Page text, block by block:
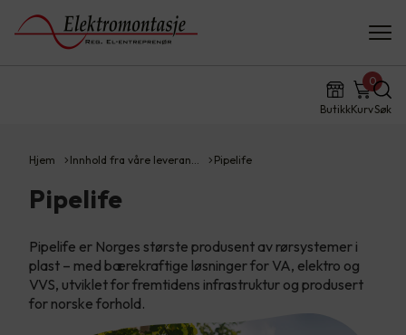
ButikkKurv
0
Søk
Hjem Innhold fra våre leveran… Pipelife
Pipelife
Pipelife er Norges største produsent av rørsystemer i
plast – med bærekraftige løsninger for VA, elektro og
VVS, utviklet for fremtidens infrastruktur og produsert
for norske forhold.